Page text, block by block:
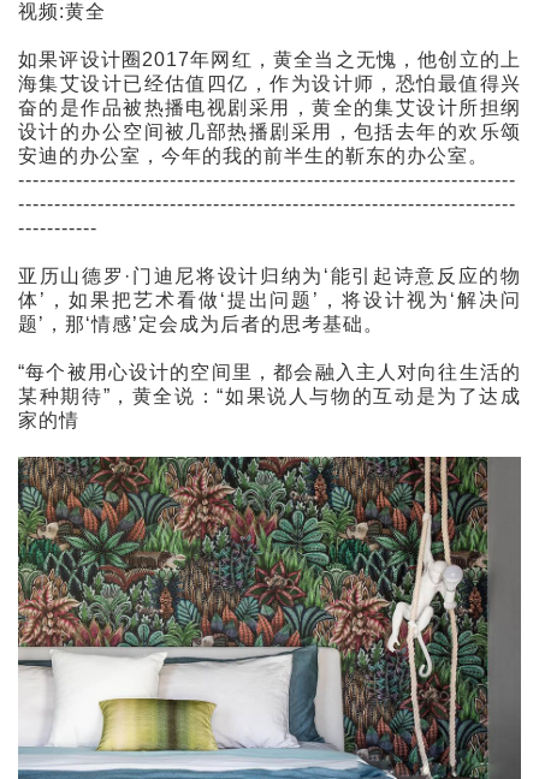
视频:黄全
如果评设计圈2017年网红，黄全当之无愧，他创立的上
海集艾设计已经估值四亿，作为设计师，恐怕最值得兴
奋的是作品被热播电视剧采用，黄全的集艾设计所担纲
设计的办公空间被几部热播剧采用，包括去年的欢乐颂
安迪的办公室，今年的我的前半生的靳东的办公室。
---------------------------------------------------------------------
---------------------------------------------------------------------
-----------
亚历山德罗·门迪尼将设计归纳为‘能引起诗意反应的物
体’，如果把艺术看做‘提出问题’，将设计视为‘解决问
题’，那‘情感’定会成为后者的思考基础。
“每个被用心设计的空间里，都会融入主人对向往生活的
某种期待”，黄全说：“如果说人与物的互动是为了达成
家的情